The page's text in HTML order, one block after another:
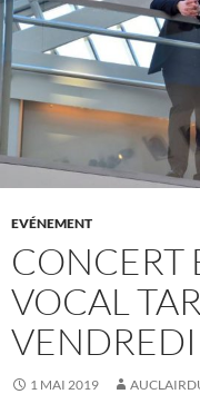
EVÉNEMENT
CONCERT
VOCAL
1 MAI 2019